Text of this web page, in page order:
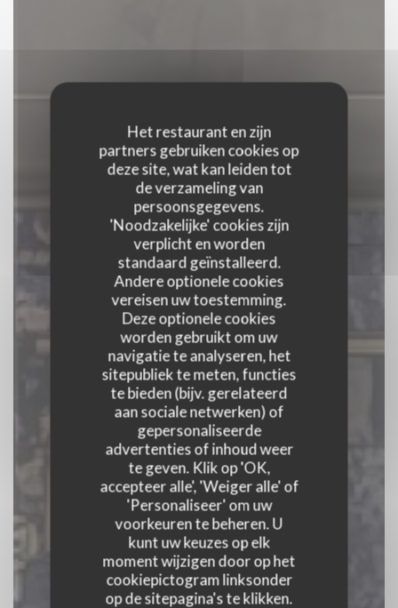
Het restaurant en zijn
partners gebruiken cookies op
deze site, wat kan leiden tot
de verzameling van
persoonsgegevens.
'Noodzakelijke' cookies zijn
verplicht en worden
standaard geïnstalleerd.
Andere optionele cookies
vereisen uw toestemming.
Deze optionele cookies
worden gebruikt om uw
navigatie te analyseren, het
sitepubliek te meten, functies
te bieden (bijv. gerelateerd
aan sociale netwerken) of
gepersonaliseerde
advertenties of inhoud weer
te geven. Klik op 'OK,
accepteer alle', 'Weiger alle' of
'Personaliseer' om uw
voorkeuren te beheren. U
kunt uw keuzes op elk
moment wijzigen door op het
cookiepictogram linksonder
op de sitepagina's te klikken.
Hèita
CUISINE À PARTAGER|NÎMES
RESERVEER EEN TAFEL